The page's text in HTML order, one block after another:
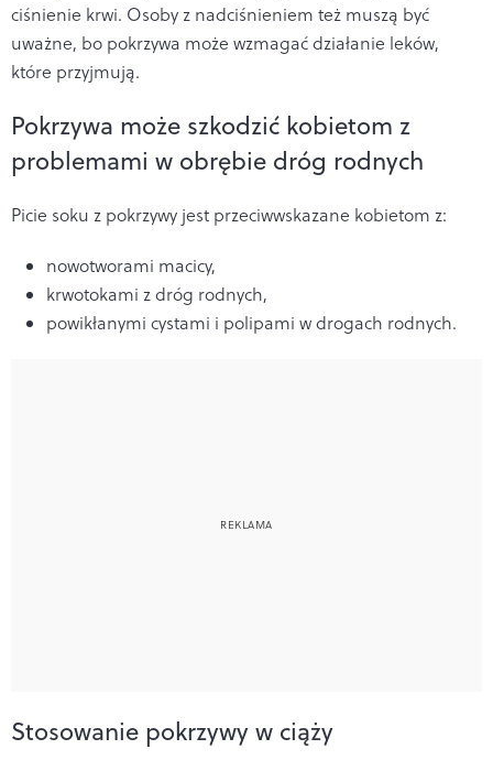
ciśnienie krwi. Osoby z nadciśnieniem też muszą być
uważne, bo pokrzywa może wzmagać działanie leków,
które przyjmują.
Pokrzywa może szkodzić kobietom z
problemami w obrębie dróg rodnych
Picie soku z pokrzywy jest przeciwwskazane kobietom z:
nowotworami macicy,
krwotokami z dróg rodnych,
powikłanymi cystami i polipami w drogach rodnych.
Stosowanie pokrzywy w ciąży